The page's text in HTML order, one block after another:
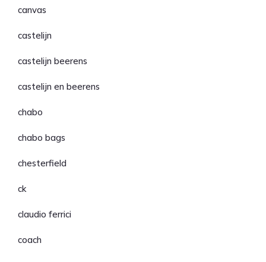
canvas
castelijn
castelijn beerens
castelijn en beerens
chabo
chabo bags
chesterfield
ck
claudio ferrici
coach